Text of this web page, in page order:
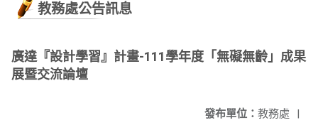
教務處公告訊息
廣達『設計學習』計畫-111學年度「無礙無齡」成果
展暨交流論壇
發布單位： 教務處 |